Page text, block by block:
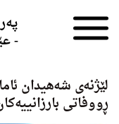
-
لێژنەی شەهیدان
ڕووفاتی